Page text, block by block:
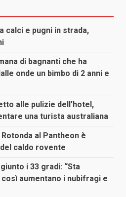
calci e pugni in strada,
di bagnanti che ha
onde un bimbo di 2 anni e
alle pulizie dell’hotel,
una turista australiana
al Pantheon è
caldo rovente
i 33 gradi: “Sta
aumentano i nubifragi e